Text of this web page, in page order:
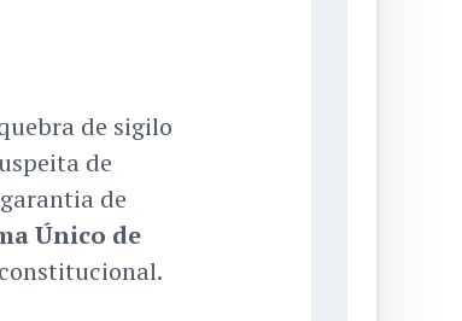
de sigilo
de
de
Único de